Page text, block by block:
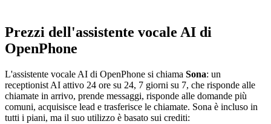
Prezzi dell'assistente vocale AI di
OpenPhone
L'assistente vocale AI di OpenPhone si chiama Sona: un
receptionist AI attivo 24 ore su 24, 7 giorni su 7, che risponde alle
chiamate in arrivo, prende messaggi, risponde alle domande più
comuni, acquisisce lead e trasferisce le chiamate. Sona è incluso in
tutti i piani, ma il suo utilizzo è basato sui crediti: